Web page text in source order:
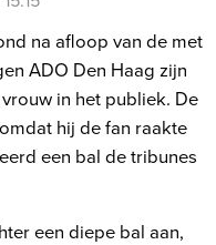
na afloop van de met
ADO Den Haag zijn
in het publiek. De
hij de fan raakte
een bal de tribunes
een diepe bal aan,